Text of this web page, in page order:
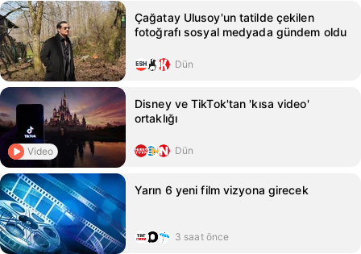
Çağatay Ulusoy'un tatilde çekilen
fotoğrafı sosyal medyada gündem oldu
Dün
Video
Disney ve TikTok'tan 'kısa video'
ortaklığı
Dün
Yarın 6 yeni film vizyona girecek
3 saat önce